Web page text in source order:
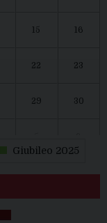
15 16
22 23
29 30
Giubileo 2025